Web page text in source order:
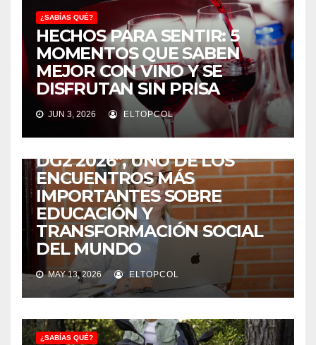
¿SABÍAS QUÉ?
HECHOS PARA SENTIR: 5
MOMENTOS QUE SABEN
MEJOR CON VINO Y SE
DISFRUTAN SIN PRISA
JUN 3, 2026 ELTOPCOL
COLOMBIA SERÁ LA SEDE DE
“LA ESCUELA DE VERANO
DG2 2026”, UNO DE LOS
ENCUENTROS MÁS
IMPORTANTES SOBRE
EDUCACIÓN Y
TRANSFORMACIÓN SOCIAL
DEL MUNDO
MAY 13, 2026 ELTOPCOL
¿SABÍAS QUÉ?